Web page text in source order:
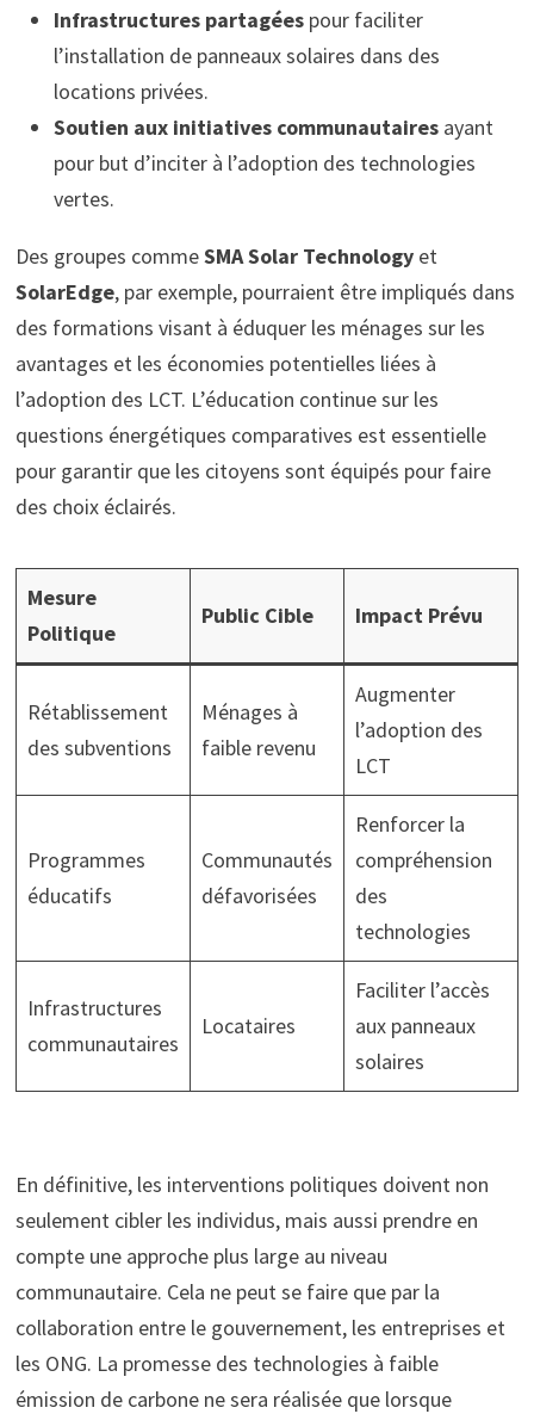
Infrastructures partagéespour faciliter
l’installation de panneaux solaires dans des
locations privées.
Soutien aux initiatives communautairesayant
pour but d’inciter à l’adoption des technologies
vertes.
Des groupes commeSMA Solar Technologyet
SolarEdge, par exemple, pourraient être impliqués dans
des formations visant à éduquer les ménages sur les
avantages et les économies potentielles liées à
l’adoption des LCT. L’éducation continue sur les
questions énergétiques comparatives est essentielle
pour garantir que les citoyens sont équipés pour faire
des choix éclairés.
Mesure
Politique
Public Cible Impact Prévu
Rétablissement
des subventions
Ménages à
faible revenu
Augmenter
l’adoption des
LCT
Programmes
éducatifs
Communautés
défavorisées
Renforcer la
compréhension
des
technologies
Infrastructures
communautaires
Locataires
Faciliter l’accès
aux panneaux
solaires
En définitive, les interventions politiques doivent non
seulement cibler les individus, mais aussi prendre en
compte une approche plus large au niveau
communautaire. Cela ne peut se faire que par la
collaboration entre le gouvernement, les entreprises et
les ONG. La promesse des technologies à faible
émission de carbone ne sera réalisée que lorsque